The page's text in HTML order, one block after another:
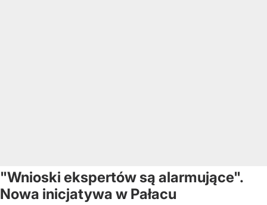
"Wnioski ekspertów są alarmujące".
Nowa inicjatywa w Pałacu